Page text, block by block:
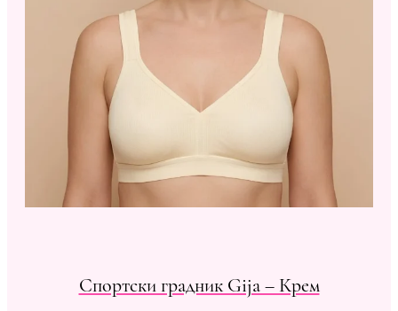
Спортски градник Gija – Крем